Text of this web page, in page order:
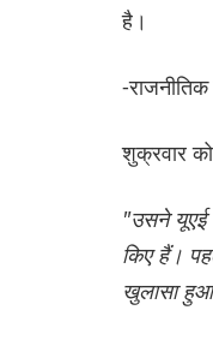
है।
-
शुक्रवार
"उसने यूएई
किए हैं।
खुलासा